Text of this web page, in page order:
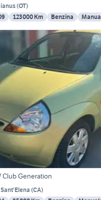
(OT)
123000 Km Benzina
Club Generation
(CA)